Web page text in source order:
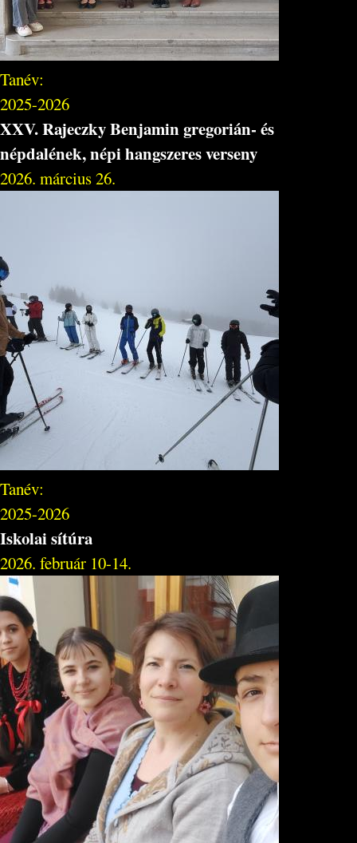
Tanév:
2025-2026
XXV. Rajeczky Benjamin gregorián- és
népdalének, népi hangszeres verseny
2026. március 26.
Tanév:
2025-2026
Iskolai sítúra
2026. február 10-14.